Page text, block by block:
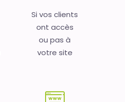
Si vos clients
ont accès
ou pas à
votre site